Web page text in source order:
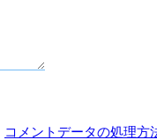
コメントデータの処理方